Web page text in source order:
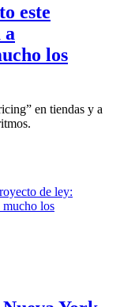
este
a
los
en tiendas y a